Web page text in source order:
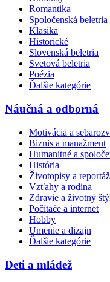
Romantika
Spoločenská beletria
Klasika
Historické
Slovenská beletria
Svetová beletria
Poézia
Ďalšie kategórie
Náučná a odborná
Motivácia a
Biznis a manažment
Humanitné a
História
Životopisy a
Vzťahy a rodina
Zdravie a životný
Počítače a internet
Hobby
Umenie a dizajn
Ďalšie kategórie
Deti a mládež